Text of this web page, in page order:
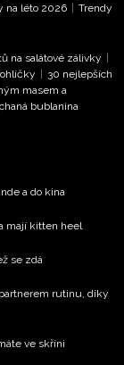
na léto 2026 | Trendy
na salátové zálivky |
| 30 nejlepších
masem a
bublanina
a do kina
mají kitten heel
se zdá
rutinu, díky
ve skříni